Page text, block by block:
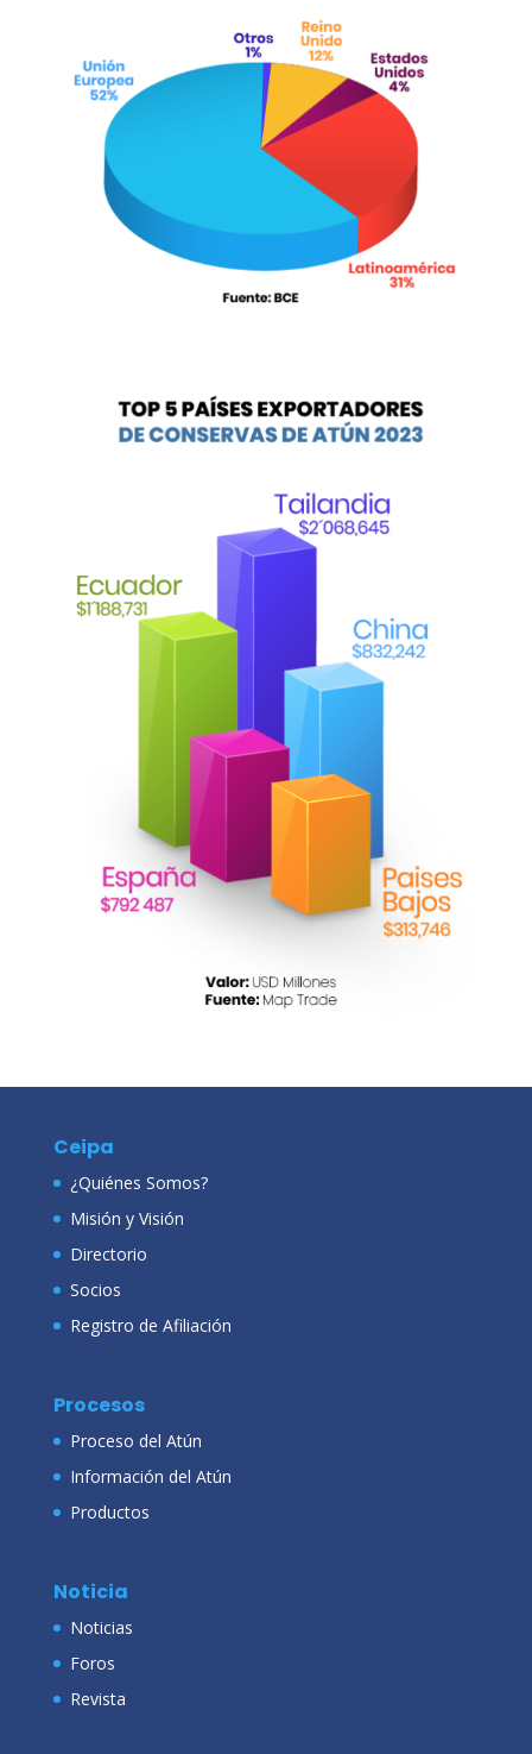
Ceipa
¿Quiénes Somos?
Misión y Visión
Directorio
Socios
Registro de Afiliación
Procesos
Proceso del Atún
Información del Atún
Productos
Noticia
Noticias
Foros
Revista